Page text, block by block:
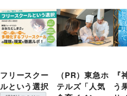
フリースクー
ルという選択
（PR）東急ホ
テルズ「人気
『
う